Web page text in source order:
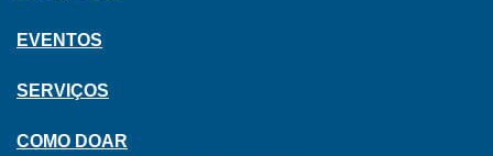
EVENTOS
SERVIÇOS
COMO DOAR